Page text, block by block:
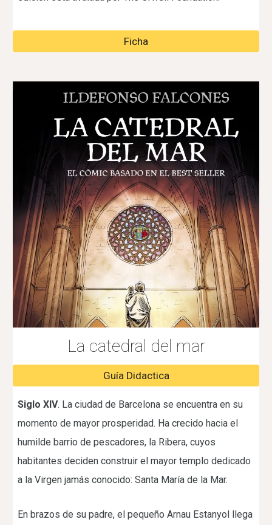
Ficha
La catedral del mar
Guía Didactica
Siglo XIV. La ciudad de Barcelona se encuentra en su
momento de mayor prosperidad. Ha crecido hacia el
humilde barrio de pescadores, la Ribera, cuyos
habitantes deciden construir el mayor templo dedicado
a la Virgen jamás conocido: Santa María de la Mar.
En brazos de su padre, el pequeño Arnau Estanyol llega